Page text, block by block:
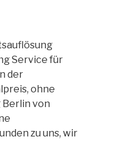
Service für
der
ohne
von
zu uns, wir